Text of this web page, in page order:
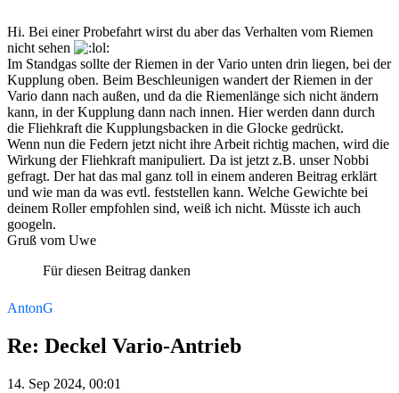
Hi. Bei einer Probefahrt wirst du aber das Verhalten vom Riemen
nicht sehen
Im Standgas sollte der Riemen in der Vario unten drin liegen, bei der
Kupplung oben. Beim Beschleunigen wandert der Riemen in der
Vario dann nach außen, und da die Riemenlänge sich nicht ändern
kann, in der Kupplung dann nach innen. Hier werden dann durch
die Fliehkraft die Kupplungsbacken in die Glocke gedrückt.
Wenn nun die Federn jetzt nicht ihre Arbeit richtig machen, wird die
Wirkung der Fliehkraft manipuliert. Da ist jetzt z.B. unser Nobbi
gefragt. Der hat das mal ganz toll in einem anderen Beitrag erklärt
und wie man da was evtl. feststellen kann. Welche Gewichte bei
deinem Roller empfohlen sind, weiß ich nicht. Müsste ich auch
googeln.
Gruß vom Uwe
Für diesen Beitrag danken
AntonG
Re: Deckel Vario-Antrieb
14. Sep 2024, 00:01